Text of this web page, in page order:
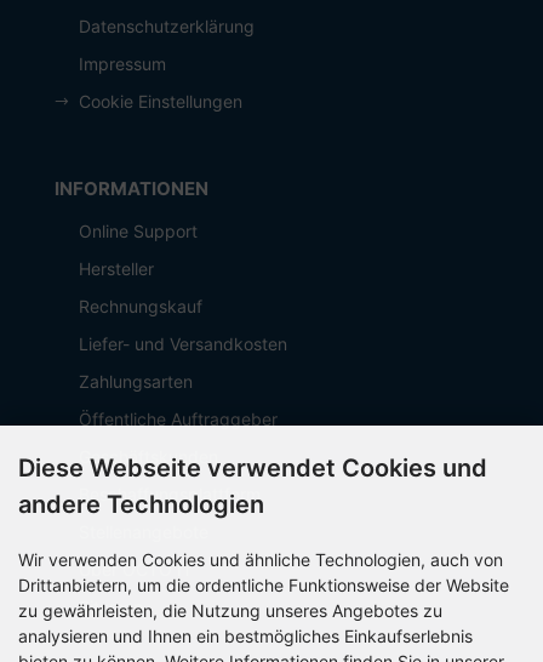
Datenschutzerklärung
Impressum
Cookie Einstellungen
INFORMATIONEN
Online Support
Hersteller
Rechnungskauf
Liefer- und Versandkosten
Zahlungsarten
Öffentliche Auftraggeber
Geschäftskunden
Beschaffungsplattform
Über OCTO IT
Sitemap
Diese Webseite verwendet Cookies und
andere Technologien
Wir verwenden Cookies und ähnliche Technologien, auch von
Drittanbietern, um die ordentliche Funktionsweise der Website
zu gewährleisten, die Nutzung unseres Angebotes zu
analysieren und Ihnen ein bestmögliches Einkaufserlebnis